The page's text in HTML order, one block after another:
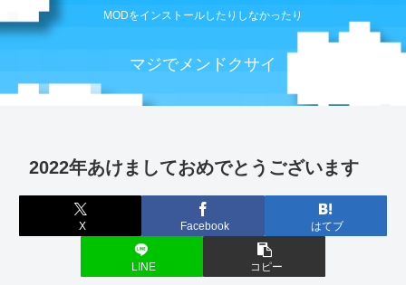
MODをインストールしたりしなかったり
マジでメンドクサイ
2022年あけましておめでとうございます
X Facebook はてブ
LINE コピー